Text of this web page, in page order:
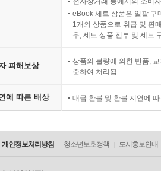
eBook 세트 상품은 일괄 구
1개의 상품으로 취급 및 판
우, 세트 상품 전부 및 세트
피해보상
상품의 불량에 의한 반품,
준하여 처리됨
에 따른 배상 대금 환불 및 환불 지연에
개인정보처리방침 청소년보호정책 도서홍보안내